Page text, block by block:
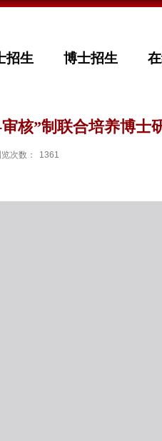
招生 博士招生
核”制联合培养博士
次数： 1361